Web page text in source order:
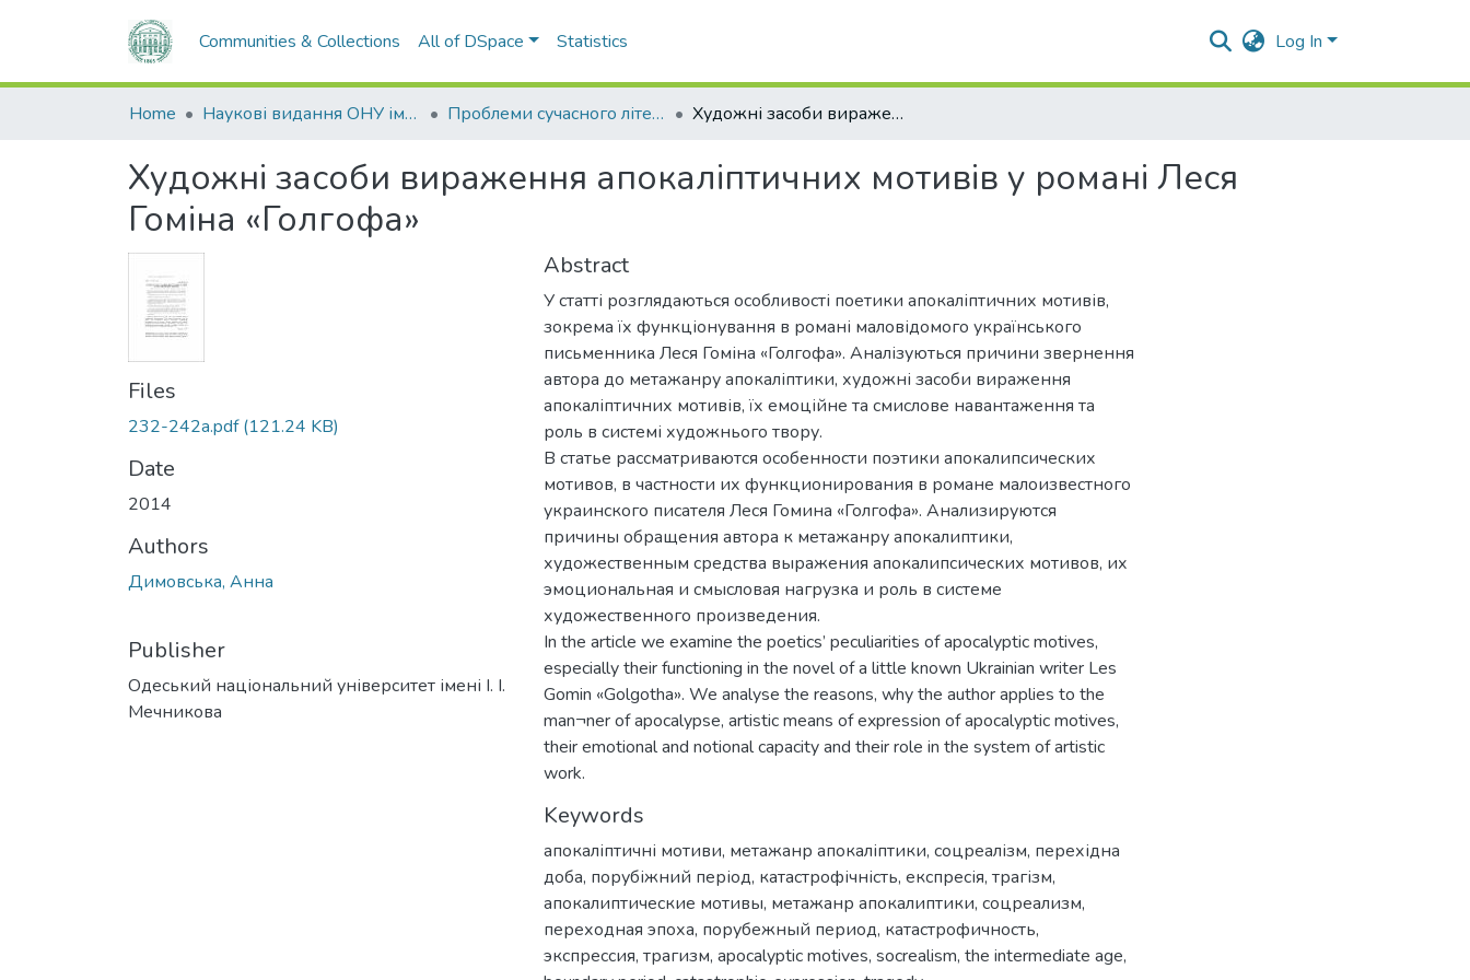
Communities & Collections All of DSpace Statistics Log In
Home Наукові видання ОНУ імені І. І. Мечникова Проблеми сучасного літературознавства Художні засоби вираження апокаліптичних мотивів у романі Леся Гоміна «Голгофа»
Художні засоби вираження апокаліптичних мотивів у романі Леся
Гоміна «Голгофа»
Files
232-242a.pdf(121.24 KB)
Date
2014
Authors
Димовська, Анна
Publisher
Одеський національний університет імені І. І.
Мечникова
Abstract
У статті розглядаються особливості поетики апокаліптичних мотивів,
зокрема їх функціонування в романі маловідомого українського
письменника Леся Гоміна «Голгофа». Аналізуються причини звернення
автора до метажанру апокаліптики, художні засоби вираження
апокаліптичних мотивів, їх емоційне та смислове навантаження та
роль в системі художнього твору.
В статье рассматриваются особенности поэтики апокалипсических
мотивов, в частности их функционирования в романе малоизвестного
украинского писателя Леся Гомина «Голгофа». Анализируются
причины обращения автора к метажанру апокалиптики,
художественным средства выражения апокалипсических мотивов, их
эмоциональная и смысловая нагрузка и роль в системе
художественного произведения.
In the article we examine the poetics’ peculiarities of apocalyptic motives,
especially their functioning in the novel of a little known Ukrainian writer Les
Gomin «Golgotha». We analyse the reasons, why the author applies to the
man¬ner of apocalypse, artistic means of expression of apocalyptic motives,
their emotional and notional capacity and their role in the system of artistic
work.
Keywords
апокаліптичні мотиви, метажанр апокаліптики, соцреалізм, перехідна
доба, порубіжний період, катастрофічність, експресія, трагізм,
апокалиптические мотивы, метажанр апокалиптики, соцреализм,
переходная эпоха, порубежный период, катастрофичность,
экспрессия, трагизм, apocalyptic motives, socrealism, the intermediate age,